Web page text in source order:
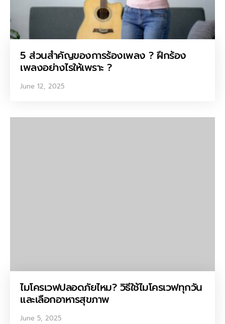
5 ส่วนสำคัญของการร้องเพลง ? ฝึกร้อง
เพลงอย่างไรให้เพราะ ?
June 12, 2025
ไมโครเวฟปลอดภัยไหม? วิธีใช้ไมโครเวฟทุกวัน
และเลือกอาหารสุขภาพ
June 5, 2025